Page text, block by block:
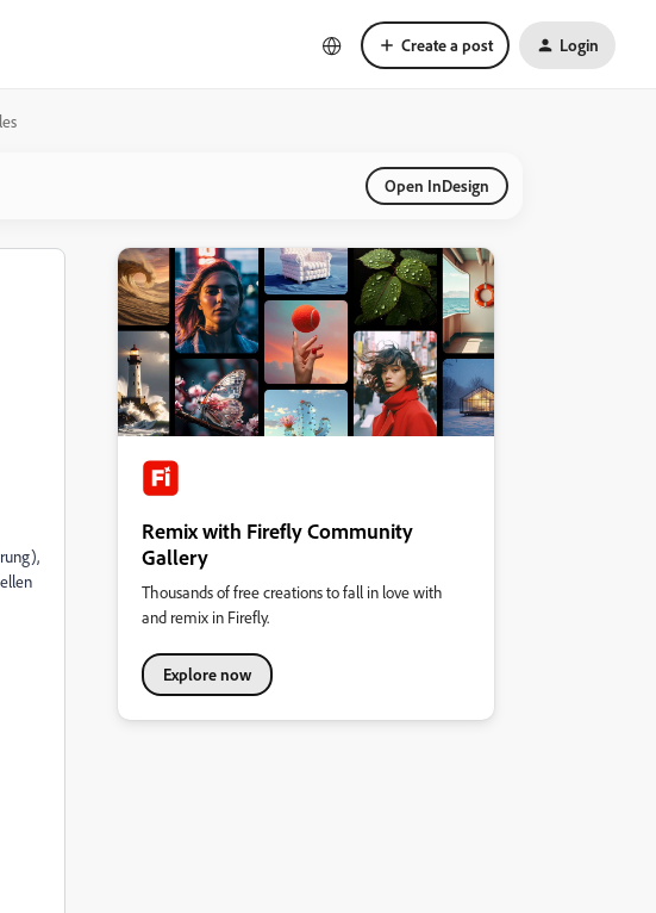
Create a post Login
Open InDesign
Remix with Firefly Community
Gallery
Thousands of free creations to fall in love with
and remix in Firefly.
Explore now